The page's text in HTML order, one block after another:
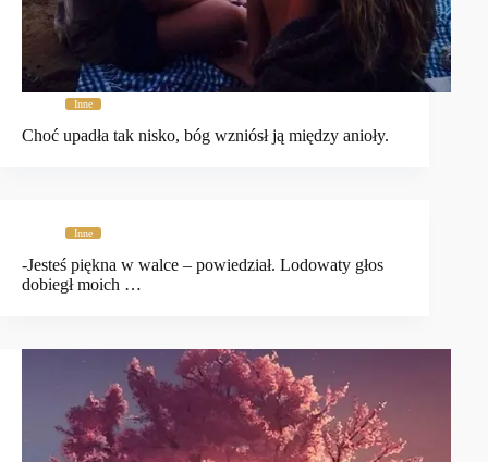
Inne
Choć upadła tak nisko, bóg wzniósł ją między anioły.
Inne
-Jesteś piękna w walce – powiedział. Lodowaty głos
dobiegł moich …